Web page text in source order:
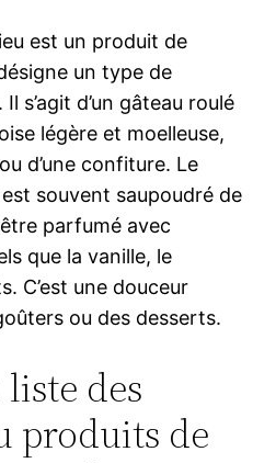
est un produit de
un type de
s’agit d’un gâteau roulé
légère et moelleuse,
d’une confiture. Le
souvent saupoudré de
parfumé avec
que la vanille, le
C’est une douceur
ou des desserts.
des
produits de